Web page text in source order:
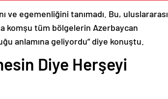
ve egemenliğini tanımadı. Bu, uluslararası
komşu tüm bölgelerin Azerbaycan
anlamına geliyordu” diye konuştu.
Diye Herşeyi